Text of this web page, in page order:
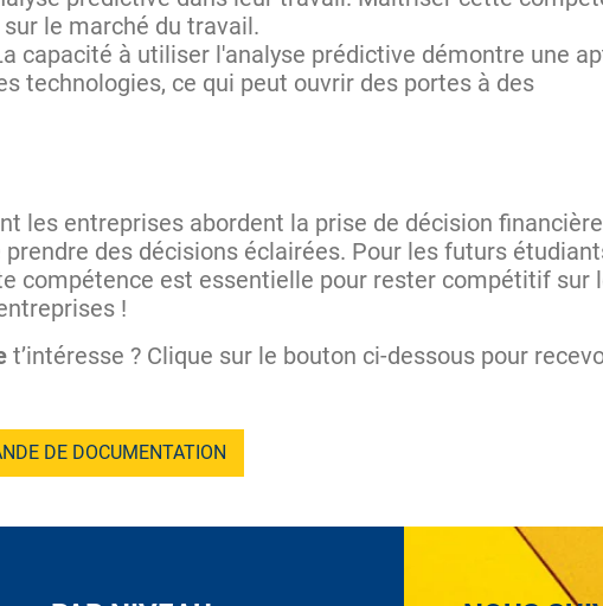
le marché du travail.
capacité à utiliser l'analyse prédictive démontre une
technologies, ce qui peut ouvrir des portes à des
les entreprises abordent la prise de décision
des décisions éclairées. Pour les futurs
compétence est essentielle pour rester compétitif sur
!
t’intéresse ? Clique sur le bouton ci-dessous pour
DE DOCUMENTATION